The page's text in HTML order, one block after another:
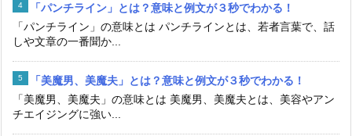
「パンチライン」とは？意味と例文が３秒でわかる！
「パンチライン」の意味とは パンチラインとは、若者言葉で、話
しや文章の一番聞か...
「美魔男、美魔夫」とは？意味と例文が３秒でわかる！
「美魔男、美魔夫」の意味とは 美魔男、美魔夫とは、美容やアン
チエイジングに強い...